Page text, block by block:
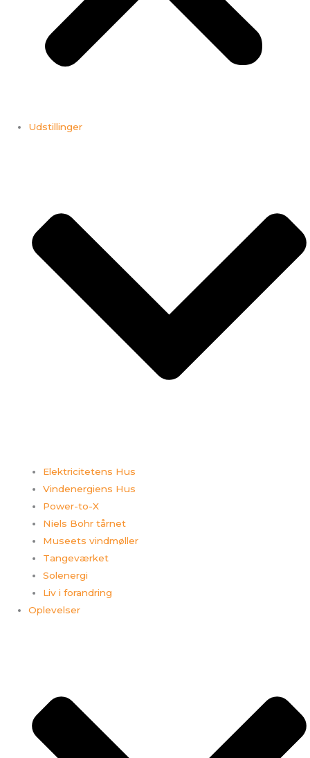
Udstillinger
Elektricitetens Hus
Vindenergiens Hus
Power-to-X
Niels Bohr tårnet
Museets vindmøller
Tangeværket
Solenergi
Liv i forandring
Oplevelser